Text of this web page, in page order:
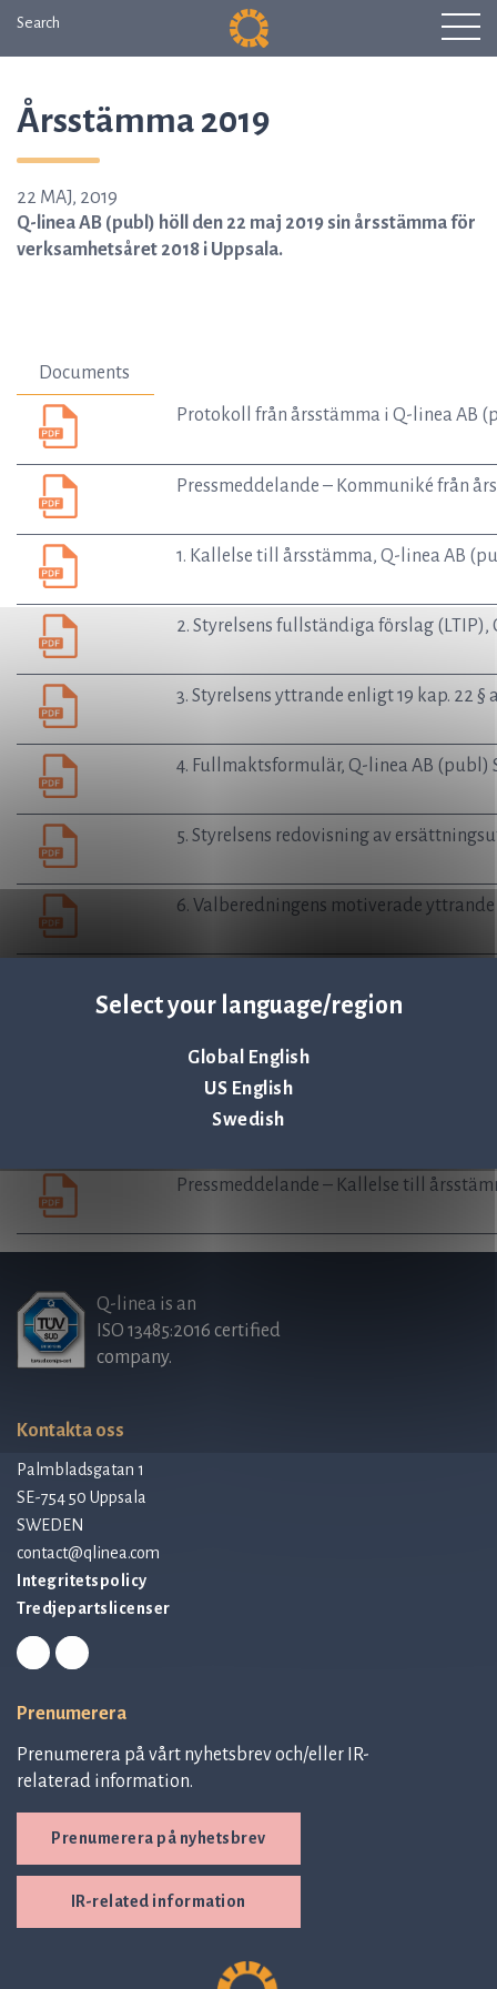
Select your language/region
Global English
US English
Swedish
Search
Årsstämma 2019
22 MAJ, 2019
Q-linea AB (publ) höll den 22 maj 2019 sin årsstämma för
verksamhetsåret 2018 i Uppsala.
Documents
Protokoll från årsstämma i Q-linea AB
Pressmeddelande – Kommuniké från
1. Kallelse till årsstämma, Q-linea AB
2. Styrelsens fullständiga förslag
3. Styrelsens yttrande enligt 19 kap. 22
4. Fullmaktsformulär, Q-linea AB (publ)
5. Styrelsens redovisning av
6. Valberedningens motiverade
Årsredovisning 2018 Svenska 17 april,
9. Revisorsyttrande enligt 8 kap. 54 §
Pressmeddelande – Kallelse till
Q-linea is an
ISO 13485:2016 certified
company.
Kontakta oss
Palmbladsgatan 1
SE-754 50 Uppsala
SWEDEN
contact@qlinea.com
Integritetspolicy
Tredjepartslicenser
Prenumerera
Prenumerera på vårt nyhetsbrev och/eller IR-
relaterad information.
Prenumerera på nyhetsbrev
IR-related information